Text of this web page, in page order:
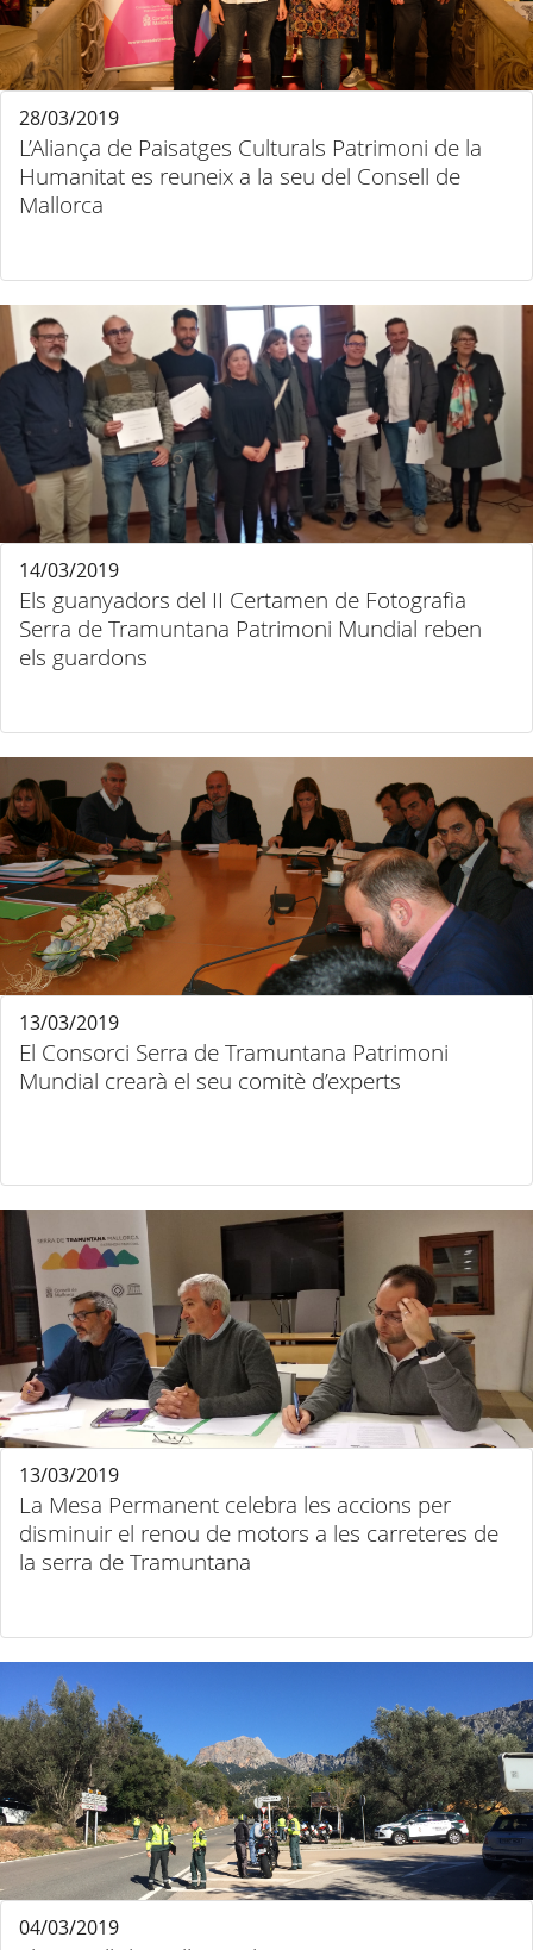
L’Aliança de Paisatges Culturals Patrimoni de la
Humanitat es reuneix a la seu del Consell de
Mallorca
28/03/2019
Els guanyadors del II Certamen de Fotografia
Serra de Tramuntana Patrimoni Mundial reben
els guardons
14/03/2019
El Consorci Serra de Tramuntana Patrimoni
Mundial crearà el seu comitè d’experts
13/03/2019
La Mesa Permanent celebra les accions per
disminuir el renou de motors a les carreteres de
la serra de Tramuntana
13/03/2019
04/03/2019